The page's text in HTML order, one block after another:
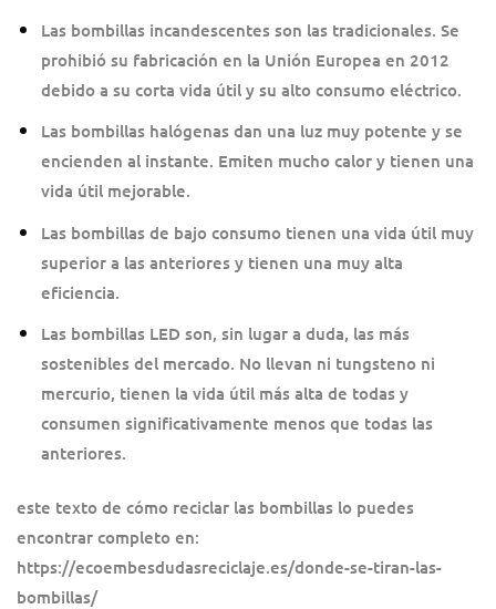
Las bombillas incandescentes son las tradicionales. Se
prohibió su fabricación en la Unión Europea en 2012
debido a su corta vida útil y su alto consumo eléctrico.
Las bombillas halógenas dan una luz muy potente y se
encienden al instante. Emiten mucho calor y tienen una
vida útil mejorable.
Las bombillas de bajo consumo tienen una vida útil muy
superior a las anteriores y tienen una muy alta
eficiencia.
Las bombillas LED son, sin lugar a duda, las más
sostenibles del mercado. No llevan ni tungsteno ni
mercurio, tienen la vida útil más alta de todas y
consumen significativamente menos que todas las
anteriores.
este texto de cómo reciclar las bombillas lo puedes
encontrar completo en:
https://ecoembesdudasreciclaje.es/donde-se-tiran-las-
bombillas/